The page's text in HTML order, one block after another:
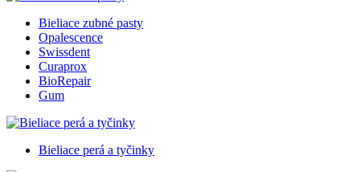
Bieliace zubné pasty
Opalescence
Swissdent
Curaprox
BioRepair
Gum
Bieliace perá a tyčinky